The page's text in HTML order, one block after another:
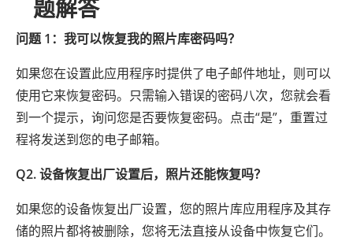
题解答
问题 1：我可以恢复我的照片库密码吗？
如果您在设置此应用程序时提供了电子邮件地址，则可以
使用它来恢复密码。只需输入错误的密码八次，您就会看
到一个提示，询问您是否要恢复密码。点击“是”，重置过
程将发送到您的电子邮箱。
Q2. 设备恢复出厂设置后，照片还能恢复吗？
如果您的设备恢复出厂设置，您的照片库应用程序及其存
储的照片都将被删除，您将无法直接从设备中恢复它们。